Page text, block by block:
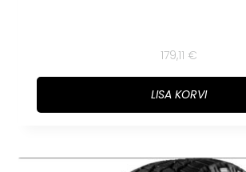
179,11 €
LISA KORVI